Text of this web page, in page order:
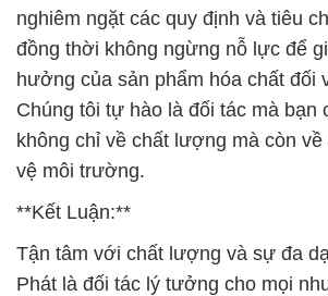
nghiêm ngặt các quy định và tiêu
đồng thời không ngừng nỗ lực để
hưởng của sản phẩm hóa chất đối
Chúng tôi tự hào là đối tác mà bạn
không chỉ về chất lượng mà còn
vệ môi trường.
**Kết Luận:**
Tận tâm với chất lượng và sự đa
Phát là đối tác lý tưởng cho mọi